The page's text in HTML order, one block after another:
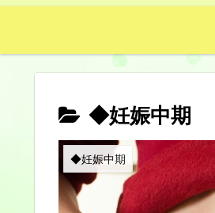
◆妊娠中期
◆妊娠中期